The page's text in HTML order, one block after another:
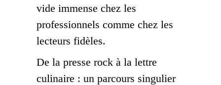
vide immense chez les
professionnels comme chez les
lecteurs fidèles.
De la presse rock à la lettre
culinaire : un parcours singulier